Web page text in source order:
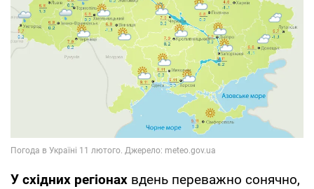
У східних регіонах вдень переважно сонячно,